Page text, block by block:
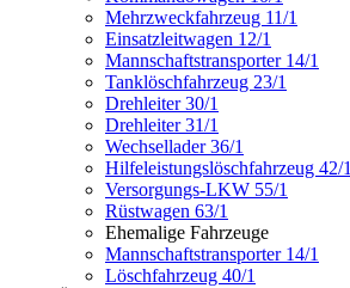
Mehrzweckfahrzeug 11/1
Einsatzleitwagen 12/1
Mannschaftstransporter 14/1
Tanklöschfahrzeug 23/1
Drehleiter 30/1
Drehleiter 31/1
Wechsellader 36/1
Hilfeleistungslöschfahrzeug 42/1
Versorgungs-LKW 55/1
Rüstwagen 63/1
Ehemalige Fahrzeuge
Mannschaftstransporter 14/1
Löschfahrzeug 40/1